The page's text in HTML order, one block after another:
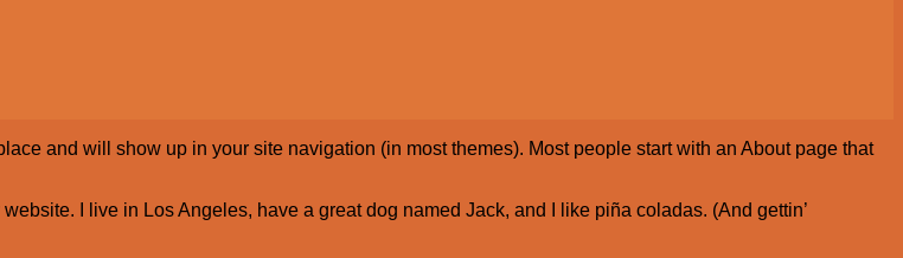
and will show up in your site navigation (in most themes). Most people start with an About page that
I live in Los Angeles, have a great dog named Jack, and I like piña coladas. (And gettin’